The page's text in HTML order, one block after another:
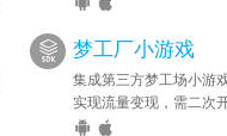
梦工厂小游戏
集成第三方梦工场小游
实现流量变现，需二次